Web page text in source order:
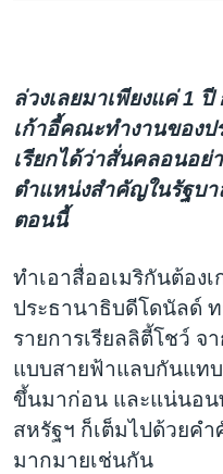
ล่วงเลยมาเพียงแค่ 1
เก้าอี้คณะทำงานของ
เรียกได้ว่าสั่นคลอนอย่
ตำแหน่งสำคัญในรัฐบ
ตอนนี้
ทำเอาสื่ออเมริกันต้อง
ประธานาธิบดีโดนัลด์
รายการเรียลลิตี้โชว์
แบบสายฟ้าแลบกันแท
ขึ้นมาก่อน และแน่นอ
สหรัฐฯ ก็เต็มไปด้วยคำ
มากมายเช่นกัน